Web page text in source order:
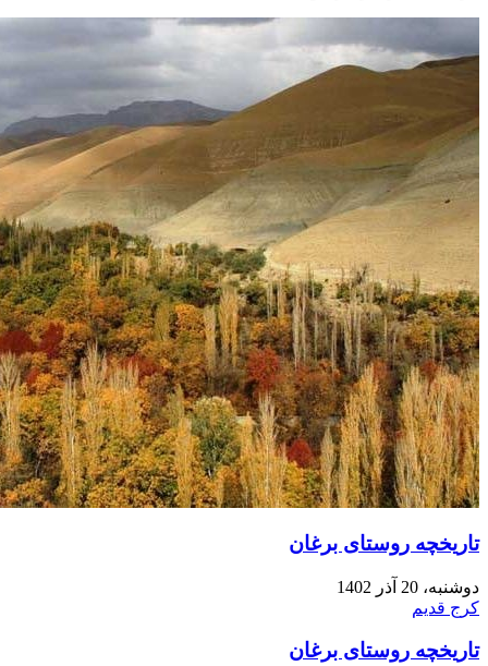
تاریخچه روستای برغان
دوشنبه، 20 آذر 1402
کرج قدیم
تاریخچه روستای برغان